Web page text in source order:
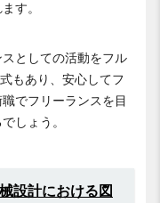
す。
としての活動をフル
もあり、安心してフ
でフリーランスを目
しょう。
設計における図